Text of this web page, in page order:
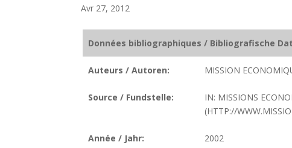
Avr 27, 2012
Données bibliographiques / Bibliografische
Auteurs / Autoren: MISSION
Source / Fundstelle:
IN: MISSIONS
(HTTP://
Année / Jahr: 2002